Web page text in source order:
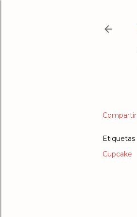
Compartir
Etiquetas
Cupcake